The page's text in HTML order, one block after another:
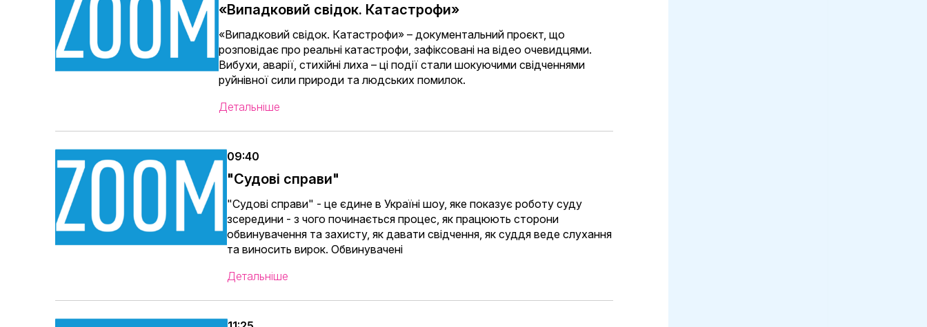
«Випадковий свідок. Катастрофи»
«Випадковий свідок. Катастрофи» – документальний проєкт, що
розповідає про реальні катастрофи, зафіксовані на відео очевидцями.
Вибухи, аварії, стихійні лиха – ці події стали шокуючими свідченнями
руйнівної сили природи та людських помилок.
Детальніше
09:40
"Судові справи"
"Судові справи" - це єдине в Україні шоу, яке показує роботу суду
зсередини - з чого починається процес, як працюють сторони
обвинувачення та захисту, як давати свідчення, як суддя веде слухання
та виносить вирок. Обвинувачені
Детальніше